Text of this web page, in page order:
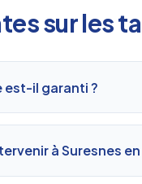
sur les
est-il garanti ?
à Suresnes